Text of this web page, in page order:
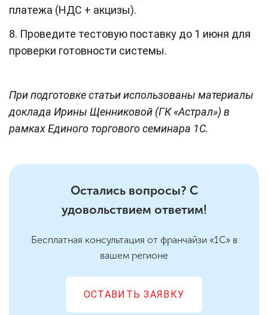
платежа (НДС + акцизы).
8. Проведите тестовую поставку до 1 июня для
проверки готовности системы.
При подготовке статьи использованы материалы
доклада Ирины Щенниковой (ГК «Астрал») в
рамках Единого торгового семинара 1С.
Остались вопросы? С
удовольствием ответим!
Бесплатная консультация от франчайзи «1С» в
вашем регионе
ОСТАВИТЬ ЗАЯВКУ